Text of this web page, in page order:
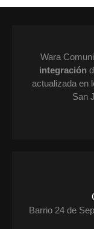
Wara
integración
actualizada en
San
Barrio 24 de